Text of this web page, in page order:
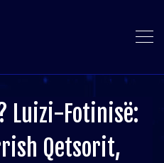
Luizi-Fotinisë:
Qetsorit,